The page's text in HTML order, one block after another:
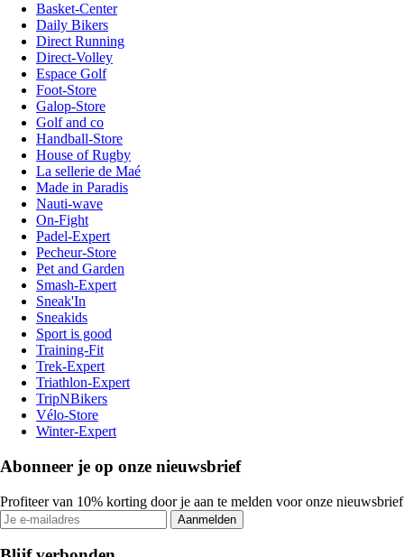
Basket-Center
Daily Bikers
Direct Running
Direct-Volley
Espace Golf
Foot-Store
Galop-Store
Golf and co
Handball-Store
House of Rugby
La sellerie de Maé
Made in Paradis
Nauti-wave
On-Fight
Padel-Expert
Pecheur-Store
Pet and Garden
Smash-Expert
Sneak'In
Sneakids
Sport is good
Training-Fit
Trek-Expert
Triathlon-Expert
TripNBikers
Vélo-Store
Winter-Expert
Abonneer je op onze nieuwsbrief
Profiteer van 10% korting door je aan te melden voor onze nieuwsbrief
Aanmelden